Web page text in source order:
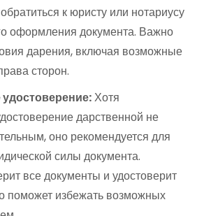
к юристу или нотариусу
оформления документа. Важно
дарения, включая возможные
сторон.
Хотя
дарственной не
оно рекомендуется для
силы документа.
все документы и удостоверит
поможет избежать возможных